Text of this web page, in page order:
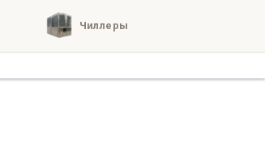
Чиллеры